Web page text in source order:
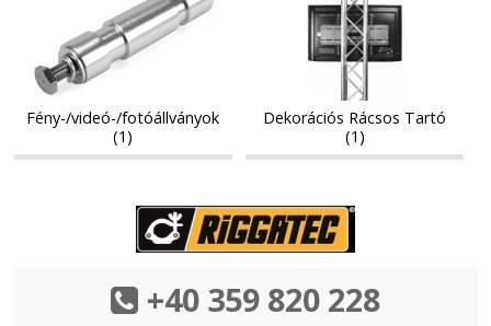
Fény-/videó-/fotóállványok
(1)
Dekorációs Rácsos Tartó
(1)
+40 359 820 228